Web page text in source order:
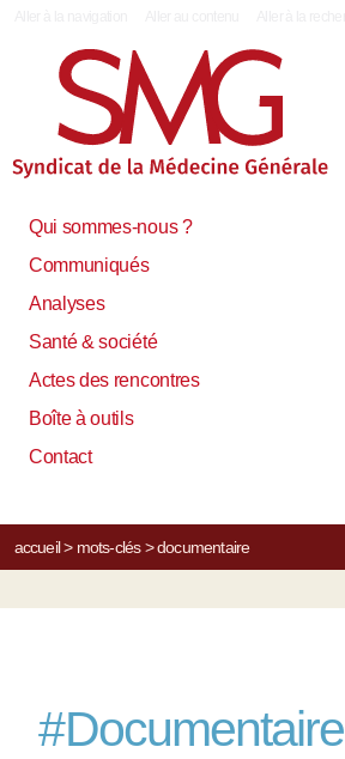
Qui sommes-nous ?
Communiqués
Analyses
Santé & société
Actes des rencontres
Boîte à outils
Contact
accueil> mots-clés> documentaire
#Documentaire